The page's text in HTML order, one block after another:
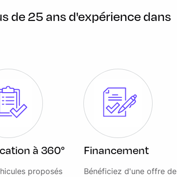
de 25 ans d'expérience dans
à 360°
proposés
Financement
Bénéficiez d'une offre de